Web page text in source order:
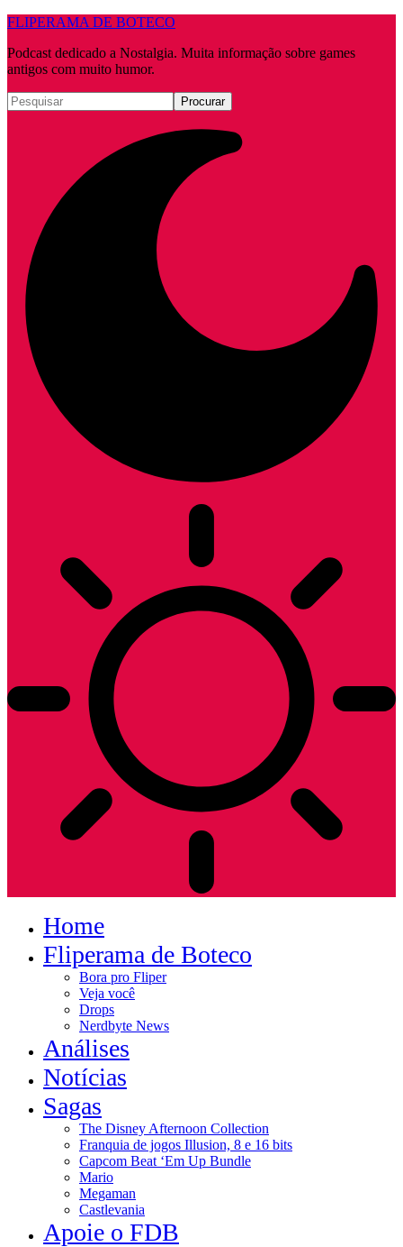
FLIPERAMA DE BOTECO
Podcast dedicado a Nostalgia. Muita informação sobre games
antigos com muito humor.
Home
Fliperama de Boteco
Bora pro Fliper
Veja você
Drops
Nerdbyte News
Análises
Notícias
Sagas
The Disney Afternoon Collection
Franquia de jogos Illusion, 8 e 16 bits
Capcom Beat ‘Em Up Bundle
Mario
Megaman
Castlevania
Apoie o FDB